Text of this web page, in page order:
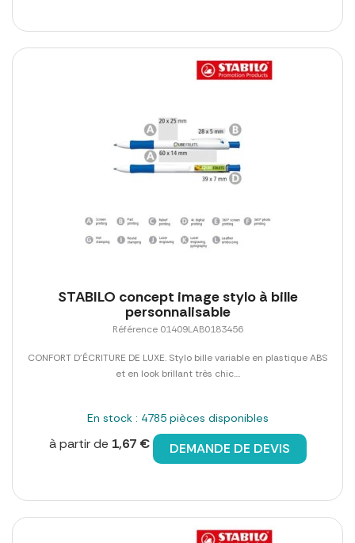
STABILO concept image stylo à bille
personnalisable
Référence 01409LAB0183456
CONFORT D'ÉCRITURE DE LUXE. Stylo bille variable en plastique ABS
et en look brillant très chic....
En stock : 4785 pièces disponibles
à partir de 1,67 € DEMANDE DE DEVIS